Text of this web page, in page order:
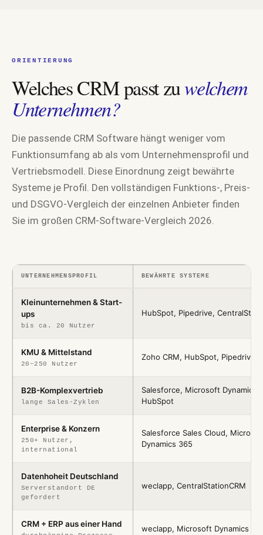
ORIENTIERUNG
Welches CRM passt zuwelchem
Unternehmen?
Die passende CRM Software hängt weniger vom
Funktionsumfang ab als vom Unternehmensprofil und
Vertriebsmodell. Diese Einordnung zeigt bewährte
Systeme je Profil. Den vollständigen Funktions-, Preis-
und DSGVO-Vergleich der einzelnen Anbieter finden
Sie im großen CRM-Software-Vergleich 2026.
UNTERNEHMENSPROFIL BEWÄHRTE SYSTEME
Kleinunternehmen & Start-
ups
bis ca. 20 Nutzer
HubSpot, Pipedrive,
KMU & Mittelstand
20–250 Nutzer
Zoho CRM, HubSpot, Pipedrive,
B2B-Komplexvertrieb
lange Sales-Zyklen
Salesforce, Microsoft Dynamics
HubSpot
Enterprise & Konzern
250+ Nutzer,
international
Salesforce Sales Cloud,
Dynamics 365
Datenhoheit Deutschland
Serverstandort DE
gefordert
weclapp, CentralStationCRM
CRM + ERP aus einer Hand weclapp, Microsoft Dynamics